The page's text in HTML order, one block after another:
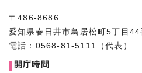
〒486-8686
愛知県春日井市鳥居松町5丁目44
電話：0568-81-5111（代表）
開庁時間